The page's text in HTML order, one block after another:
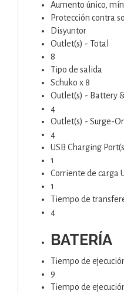
Aumento único,
Protección contra
Disyuntor
Outlet(s) - Total
8
Tipo de salida
Schuko x 8
Outlet(s) - Battery
4
Outlet(s) - Surge-
4
USB Charging
1
Corriente de carga
1
Tiempo de
4
BATERÍA
Tiempo de
9
Tiempo de